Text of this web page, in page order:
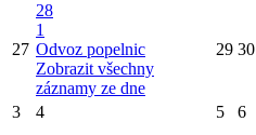
27
28
1
Odvoz popelnic
Zobrazit všechny
záznamy ze dne
29 30
3 4 5 6